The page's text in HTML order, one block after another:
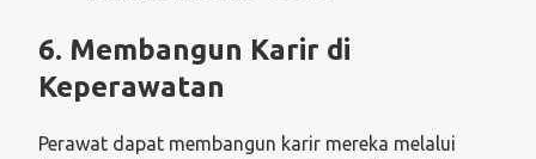
6. Membangun Karir di
Keperawatan
Perawat dapat membangun karir mereka melalui